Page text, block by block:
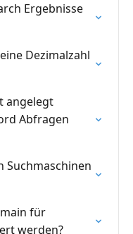
Ergebnisse
Dezimalzahl
angelegt
Abfragen
Suchmaschinen
für
werden?